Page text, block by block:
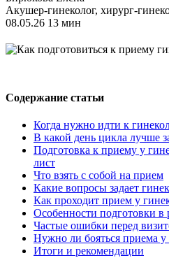
Акушер-гинеколог, хирург-
08.05.26 13 мин
Содержание статьи
Когда нужно идти к
В какой день цикла лучше
Подготовка к приему у
лист
Что взять с собой на прием
Какие вопросы задает
Как проходит прием у
Особенности подготовки в
Частые ошибки перед
Нужно ли бояться приема у
Итоги и рекомендации